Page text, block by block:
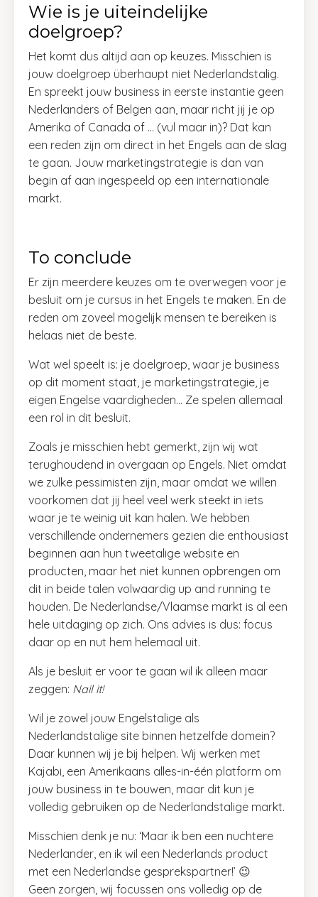
Wie is je uiteindelijke
doelgroep?
Het komt dus altijd aan op keuzes. Misschien is
jouw doelgroep überhaupt niet Nederlandstalig.
En spreekt jouw business in eerste instantie geen
Nederlanders of Belgen aan, maar richt jij je op
Amerika of Canada of … (vul maar in)? Dat kan
een reden zijn om direct in het Engels aan de slag
te gaan. Jouw marketingstrategie is dan van
begin af aan ingespeeld op een internationale
markt.
To conclude
Er zijn meerdere keuzes om te overwegen voor je
besluit om je cursus in het Engels te maken. En de
reden om zoveel mogelijk mensen te bereiken is
helaas niet de beste.
Wat wel speelt is: je doelgroep, waar je business
op dit moment staat, je marketingstrategie, je
eigen Engelse vaardigheden… Ze spelen allemaal
een rol in dit besluit.
Zoals je misschien hebt gemerkt, zijn wij wat
terughoudend in overgaan op Engels. Niet omdat
we zulke pessimisten zijn, maar omdat we willen
voorkomen dat jij heel veel werk steekt in iets
waar je te weinig uit kan halen. We hebben
verschillende ondernemers gezien die enthousiast
beginnen aan hun tweetalige website en
producten, maar het niet kunnen opbrengen om
dit in beide talen volwaardig up and running te
houden. De Nederlandse/Vlaamse markt is al een
hele uitdaging op zich. Ons advies is dus: focus
daar op en nut hem helemaal uit.
Als je besluit er voor te gaan wil ik alleen maar
zeggen: Nail it!
Wil je zowel jouw Engelstalige als
Nederlandstalige site binnen hetzelfde domein?
Daar kunnen wij je bij helpen. Wij werken met
Kajabi, een Amerikaans alles-in-één platform om
jouw business in te bouwen, maar dit kun je
volledig gebruiken op de Nederlandstalige markt.
Misschien denk je nu: ‘Maar ik ben een nuchtere
Nederlander, en ik wil een Nederlands product
met een Nederlandse gesprekspartner!’ 😉
Geen zorgen, wij focussen ons volledig op de